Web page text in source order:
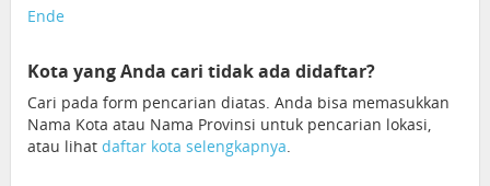
Ende
Kota yang Anda cari tidak ada didaftar?
Cari pada form pencarian diatas. Anda bisa memasukkan
Nama Kota atau Nama Provinsi untuk pencarian lokasi,
atau lihat daftar kota selengkapnya.